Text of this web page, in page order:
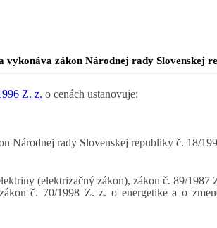
zákon Národnej rady Slovenskej
Z. z. o cenách ustanovuje:
rady Slovenskej republiky č. 18/
(elektrizačný zákon), zákon č. 89/
č. 70/1998 Z. z. o energetike a o